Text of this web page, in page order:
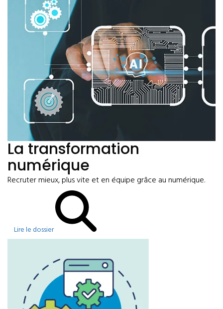
La transformation
numérique
Recruter mieux, plus vite et en équipe grâce au numérique.
Lire le dossier